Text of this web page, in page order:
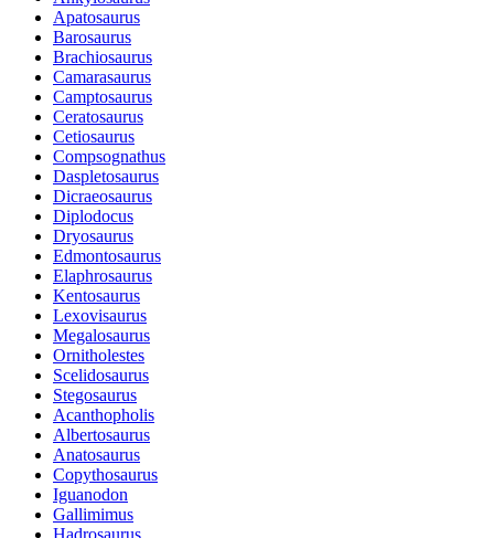
Apatosaurus
Barosaurus
Brachiosaurus
Camarasaurus
Camptosaurus
Ceratosaurus
Cetiosaurus
Compsognathus
Daspletosaurus
Dicraeosaurus
Diplodocus
Dryosaurus
Edmontosaurus
Elaphrosaurus
Kentosaurus
Lexovisaurus
Megalosaurus
Ornitholestes
Scelidosaurus
Stegosaurus
Acanthopholis
Albertosaurus
Anatosaurus
Copythosaurus
Iguanodon
Gallimimus